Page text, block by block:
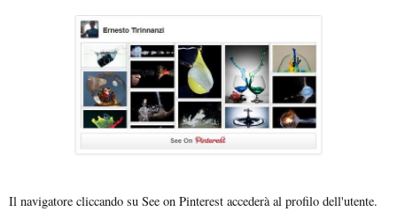
Il navigatore cliccando su See on Pinterest accederà al profilo dell'utente.